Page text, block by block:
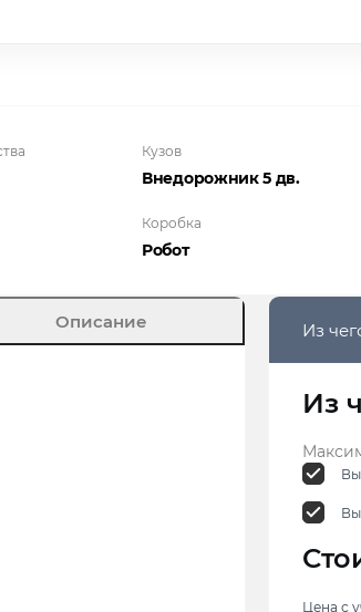
Кузов
Внедорожник 5 дв.
Коробка
Робот
Описание Из
Из
Цена с